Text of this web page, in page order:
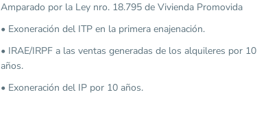
Amparado por la Ley nro. 18.795 de Vivienda Promovida
• Exoneración del ITP en la primera enajenación.
• IRAE/IRPF a las ventas generadas de los alquileres por 10
años.
• Exoneración del IP por 10 años.